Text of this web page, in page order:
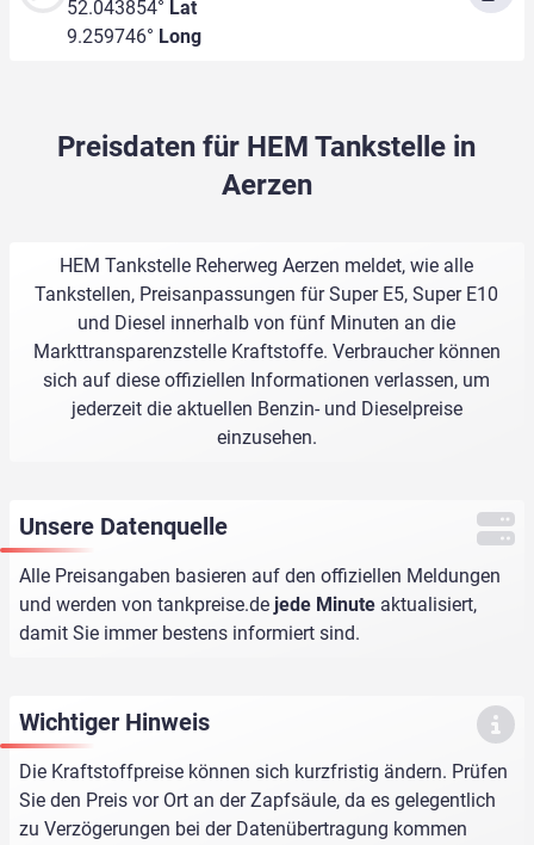
52.043854° Lat
9.259746° Long
Preisdaten für HEM Tankstelle in
Aerzen
HEM Tankstelle Reherweg Aerzen meldet, wie alle
Tankstellen, Preisanpassungen für Super E5, Super E10
und Diesel innerhalb von fünf Minuten an die
Markttransparenzstelle Kraftstoffe. Verbraucher können
sich auf diese offiziellen Informationen verlassen, um
jederzeit die aktuellen Benzin- und Dieselpreise
einzusehen.
Unsere Datenquelle
Alle Preisangaben basieren auf den offiziellen Meldungen
und werden von tankpreise.de jede Minute aktualisiert,
damit Sie immer bestens informiert sind.
Wichtiger Hinweis
Die Kraftstoffpreise können sich kurzfristig ändern. Prüfen
Sie den Preis vor Ort an der Zapfsäule, da es gelegentlich
zu Verzögerungen bei der Datenübertragung kommen